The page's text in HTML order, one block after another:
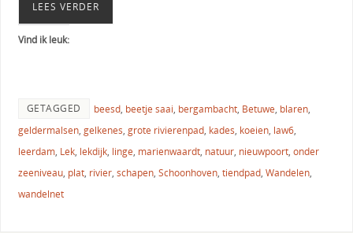
LEES VERDER
Vind ik leuk:
GETAGGED beesd, beetje saai, bergambacht, Betuwe, blaren,
geldermalsen, gelkenes, grote rivierenpad, kades, koeien, law6,
leerdam, Lek, lekdijk, linge, marienwaardt, natuur, nieuwpoort, onder
zeeniveau, plat, rivier, schapen, Schoonhoven, tiendpad, Wandelen,
wandelnet